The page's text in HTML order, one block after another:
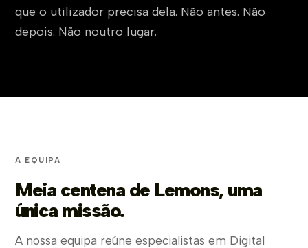
que o utilizador precisa dela. Não antes. Não
depois. Não noutro lugar.
A EQUIPA
Meia centena de Lemons, uma
única missão.
A nossa equipa reúne especialistas em Digital